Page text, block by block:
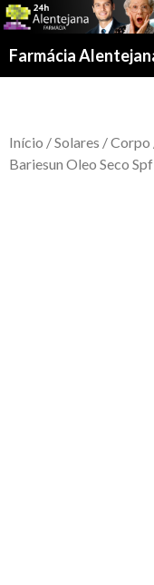
Farmácia
Início /Solares /Corpo
Bariesun Oleo Seco